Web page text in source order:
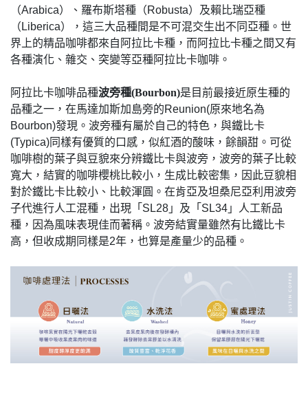
（Arabica）、羅布斯塔種（Robusta）及賴比瑞亞種
（Liberica），這三大品種間是不可混交生出不同亞種。世
界上的精品咖啡都來自阿拉比卡種，而阿拉比卡種之間又有
各種演化、雜交、突變等亞種阿拉比卡咖啡。
阿拉比卡咖啡品種波旁種(Bourbon)是目前最接近原生種的
品種之一，在馬達加斯加島旁的Reunion(原來地名為
Bourbon)發現。波旁種有屬於自己的特色，與鐵比卡
(Typica)同樣有優質的口感，似紅酒的酸味，餘韻甜。可從
咖啡樹的葉子與豆貌來分辨鐵比卡與波旁，波旁的葉子比較
寬大，結實的咖啡櫻桃比較小，生成比較密集，因此豆貌相
對於鐵比卡比較小、比較渾圓。在肯亞及坦桑尼亞利用波旁
子代進行人工混種，出現「SL28」及「SL34」人工新品
種，因為風味表現佳而著稱。波旁結實量雖然有比鐵比卡
高，但收成期同樣是2年，也算是產量少的品種。